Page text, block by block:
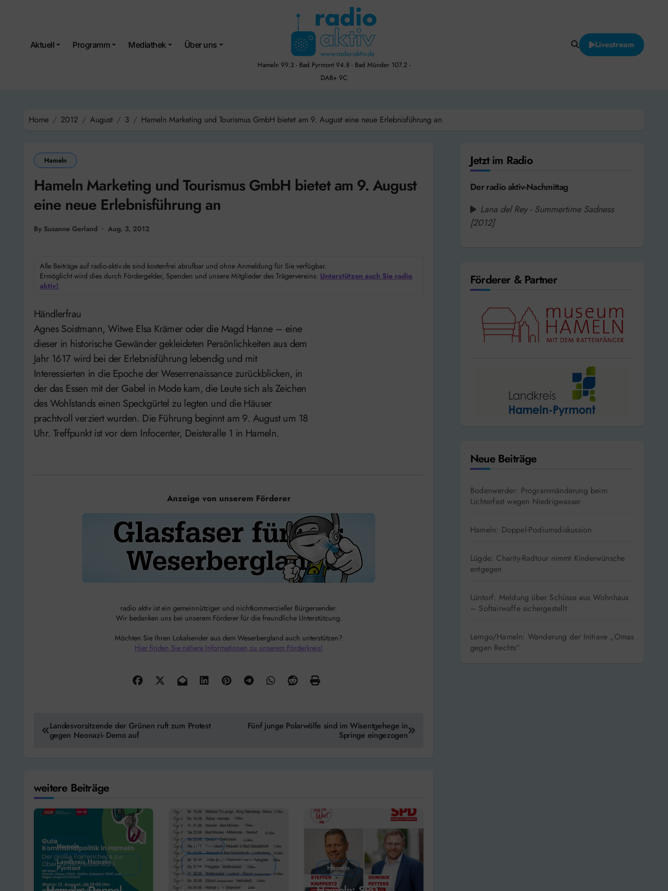
Aktuell Programm Mediathek Über uns
Hameln 99.3 - Bad Pyrmont 94.8 - Bad Münder 107.2 -
DAB+ 9C
Livestream
Home 2012 August 3 Hameln Marketing und Tourismus GmbH bietet am 9. August eine neue Erlebnisführung an
Hameln
Hameln Marketing und Tourismus GmbH bietet am 9. August
eine neue Erlebnisführung an
By Susanne Gerland Aug. 3, 2012
Alle Beiträge auf radio-aktiv.de sind kostenfrei abrufbar und ohne Anmeldung für Sie verfügbar.
Ermöglicht wird dies durch Fördergelder, Spenden und unsere Mitglieder des Trägervereins. Unterstützen auch Sie radio
aktiv!
Händlerfrau
Agnes Soistmann, Witwe Elsa Krämer oder die Magd Hanne – eine
dieser in historische Gewänder gekleideten Persönlichkeiten aus dem
Jahr 1617 wird bei der Erlebnisführung lebendig und mit
Interessierten in die Epoche der Weserrenaissance zurückblicken, in
der das Essen mit der Gabel in Mode kam, die Leute sich als Zeichen
des Wohlstands einen Speckgürtel zu legten und die Häuser
prachtvoll verziert wurden. Die Führung beginnt am 9. August um 18
Uhr. Treffpunkt ist vor dem Infocenter, Deisteralle 1 in Hameln.
Anzeige von unserem Förderer
radio aktiv ist ein gemeinnütziger und nichtkommerzieller Bürgersender.
Wir bedanken uns bei unserem Förderer für die freundliche Unterstützung.
Möchten Sie Ihren Lokalsender aus dem Weserbergland auch unterstützen?
Hier finden Sie nähere Informationen zu unserem Förderkreis!
Beitragsnavigation
Landesvorsitzende der Grünen ruft zum Protest
gegen Neonazi- Demo auf
Fünf junge Polarwölfe sind im Wisentgehege in
Springe eingezogen
weitere Beiträge
Hameln
Landkreis Hameln-
Pyrmont
Hameln
Lügde / Ostwestfalen-
Lippe Hameln
Jetzt im Radio
Der radio aktiv-Nachmittag
Lana del Rey - Summertime Sadness
[2012]
Förderer & Partner
Neue Beiträge
Bodenwerder: Programmänderung beim
Lichterfest wegen Niedrigwasser
Hameln: Doppel-Podiumsdiskussion
Lügde: Charity-Radtour nimmt Kinderwünsche
entgegen
Lüntorf: Meldung über Schüsse aus Wohnhaus
– Softairwaffe sichergestellt
Lemgo/Hameln: Wanderung der Initiave „Omas
gegen Rechts“